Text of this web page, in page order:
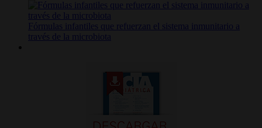
Fórmulas infantiles que refuerzan el sistema inmunitario a
través de la microbiota